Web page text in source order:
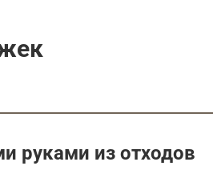
руками из отходов